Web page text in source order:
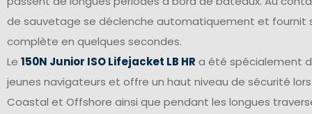
de sauvetage se déclenche automatiquement et fournit
complète en quelques secondes.
Le 150N Junior ISO Lifejacket LB HR a été spécialement
jeunes navigateurs et offre un haut niveau de sécurité
Coastal et Offshore ainsi que pendant les longues